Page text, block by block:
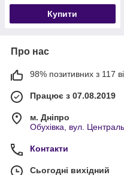
Купити
Про нас
98% позитивних з 117
Працює з 07.08.2019
м. Дніпро
Обухівка, вул.
Контакти
Сьогодні вихідний